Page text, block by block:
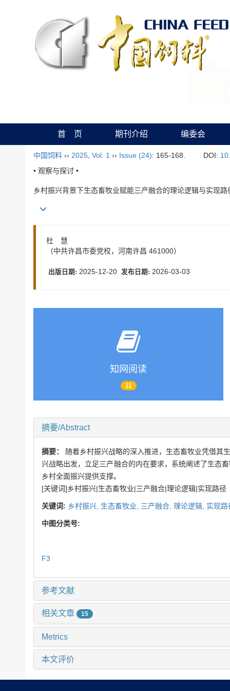
首 页 期刊介绍 编委会
中国饲料 ›› 2025 Vol. 1 ›› Issue (24): 165-168. DOI:
• 观察与探讨 •
乡村振兴背景下生态畜牧业赋能三产融合的理论逻辑与实现路
杜 慧
（中共许昌市委党校，河南许昌 461000）
出版日期: 2025-12-20 发布日期: 2026-03-03
知网阅读
11
摘要/Abstract
摘要：
随着乡村振兴战略的深入推进，生态畜牧业凭借其
兴战略出发，立足三产融合的内在要求，系统阐述了生态
乡村全面振兴提供支撑。
[关键词]乡村振兴|生态畜牧业|三产融合|理论逻辑|实现路径
关键词: 乡村振兴, 生态畜牧业, 三产融合, 理论逻辑, 实现路
中图分类号:
F3
参考文献
相关文章 15
Metrics
本文评价